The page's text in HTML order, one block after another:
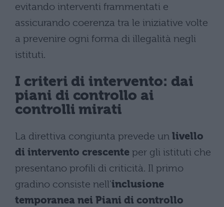
evitando interventi frammentati e
assicurando coerenza tra le iniziative volte
a prevenire ogni forma di illegalità negli
istituti.
I criteri di intervento: dai
piani di controllo ai
controlli mirati
La direttiva congiunta prevede un livello
di intervento crescente per gli istituti che
presentano profili di criticità. Il primo
gradino consiste nell’inclusione
temporanea nei Piani di controllo